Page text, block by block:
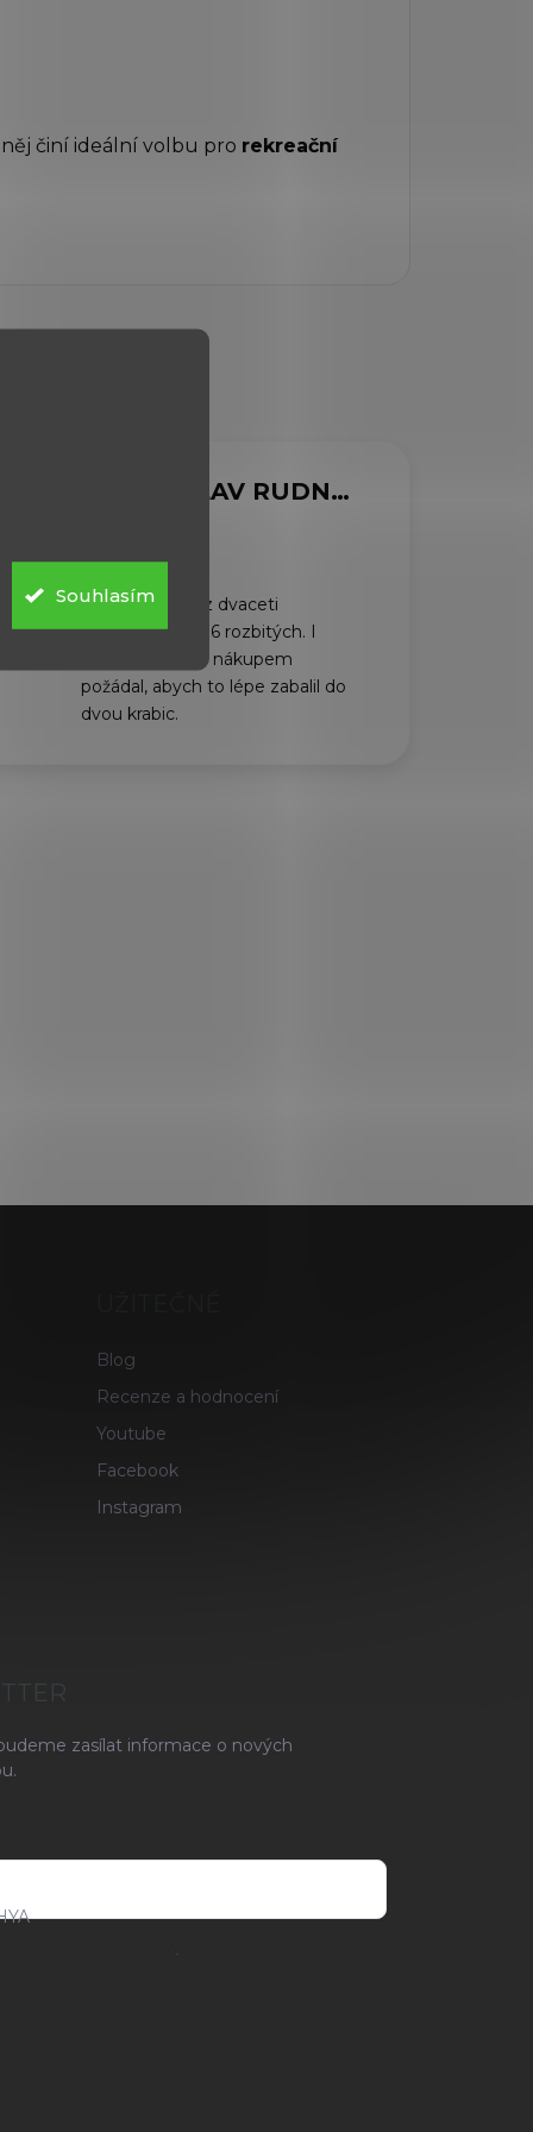
Souhlasím
něj činí ideální volbu pro rekreační
VIACHESLAV RUDNYTSKYI
6.8.2026
Dorazili rychle, z dvaceti
plechovek bylo 6 rozbitých. I
když jsem před nákupem
požádal, abych to lépe zabalil do
dvou krabic.
Blog
Recenze a hodnocení
Youtube
Facebook
Instagram
zasílat informace o nových
.